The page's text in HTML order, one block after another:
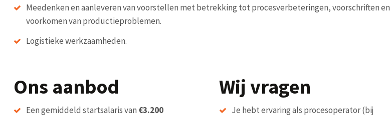
Meedenken en aanleveren van voorstellen met betrekking tot procesverbeteringen, voorschriften en
voorkomen van productieproblemen.
Logistieke werkzaamheden.
Ons aanbod
Een gemiddeld startsalaris van €3.200
Wij vragen
Je hebt ervaring als procesoperator (bij